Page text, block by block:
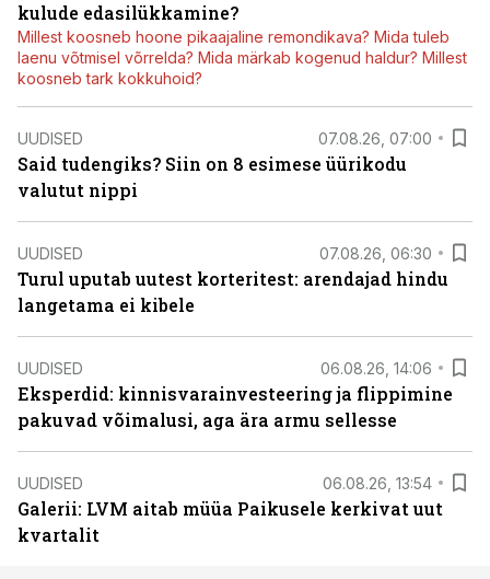
kulude edasilükkamine?
Millest koosneb hoone pikaajaline remondikava? Mida tuleb
laenu võtmisel võrrelda? Mida märkab kogenud haldur? Millest
koosneb tark kokkuhoid?
UUDISED 07.08.26, 07:00
Said tudengiks? Siin on 8 esimese üürikodu
valutut nippi
UUDISED 07.08.26, 06:30
Turul uputab uutest korteritest: arendajad hindu
langetama ei kibele
UUDISED 06.08.26, 14:06
Eksperdid: kinnisvarainvesteering ja flippimine
pakuvad võimalusi, aga ära armu sellesse
UUDISED 06.08.26, 13:54
Galerii: LVM aitab müüa Paikusele kerkivat uut
kvartalit